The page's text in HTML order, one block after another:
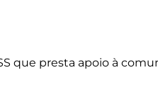
que presta apoio à